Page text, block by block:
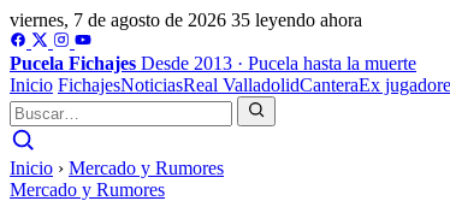
viernes, 7 de agosto de 2026 35 leyendo ahora
Pucela Fichajes Desde 2013 · Pucela hasta la muerte
Inicio FichajesNoticiasReal ValladolidCanteraEx
Inicio › Mercado y Rumores
Mercado y Rumores